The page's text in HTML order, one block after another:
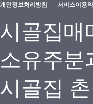
개인정보처리방침 서비스이용
시골집매
소유주분
시골집